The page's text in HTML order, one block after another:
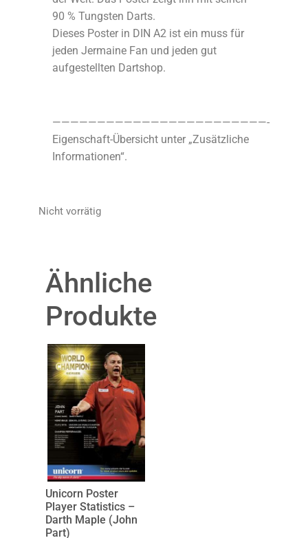
90 % Tungsten Darts.
Dieses Poster in DIN A2 ist ein muss für
jeden Jermaine Fan und jeden gut
aufgestellten Dartshop.
————————————————————————-
Eigenschaft-Übersicht unter „Zusätzliche
Informationen“.
Nicht vorrätig
Ähnliche
Produkte
Unicorn Poster
Player Statistics –
Darth Maple (John
Part)